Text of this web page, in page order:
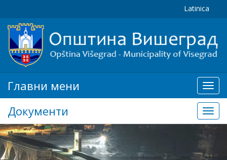
Latinica
мени
Главни мени
Документи